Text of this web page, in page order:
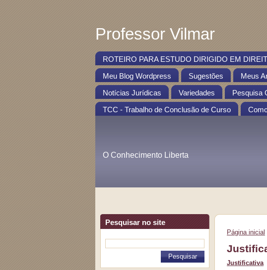
Professor Vilmar
ROTEIRO PARA ESTUDO DIRIGIDO EM
Meu Blog Wordpress Sugestões Meus
Notícias Jurídicas Variedades Pesquisa
TCC - Trabalho de Conclusão de Curso
O Conhecimento Liberta
Pesquisar no site
Página inicial
Justificativa